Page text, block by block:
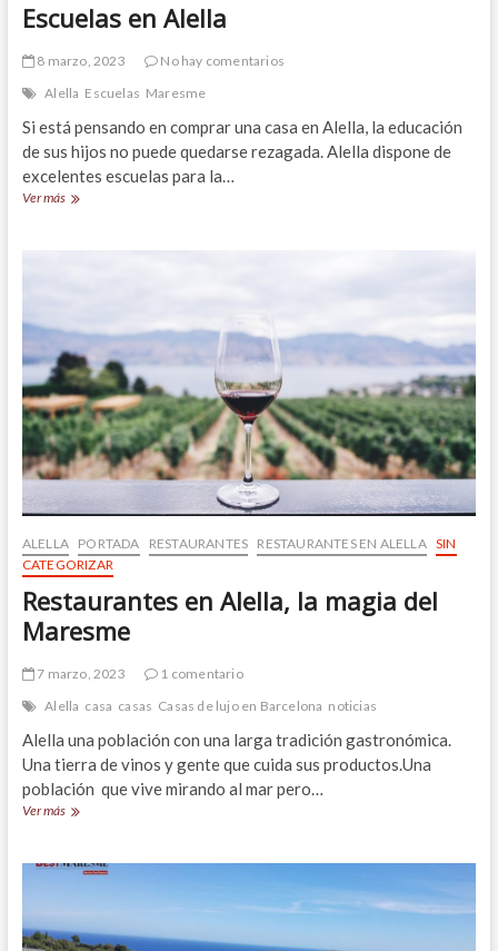
Escuelas en Alella
8 marzo, 2023
No hay comentarios
Alella Escuelas Maresme
Si está pensando en comprar una casa en Alella, la educación
de sus hijos no puede quedarse rezagada. Alella dispone de
excelentes escuelas para la…
Ver másEscuelas
ALELLA PORTADA RESTAURANTES RESTAURANTES EN ALELLA SIN
CATEGORIZAR
Restaurantes en Alella, la magia del
Maresme
7 marzo, 2023
1 comentario
Alella casa casas Casas de lujo en Barcelona noticias
Alella una población con una larga tradición gastronómica.
Una tierra de vinos y gente que cuida sus productos.Una
población que vive mirando al mar pero…
Ver másRestaurantes
la
Maresme